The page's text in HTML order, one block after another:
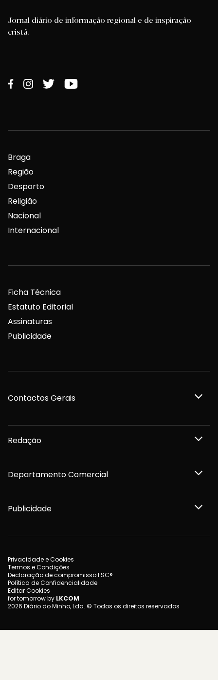
Jornal diário de informação regional e de inspiração
cristã.
Braga
Região
Desporto
Religião
Nacional
Internacional
Ficha Técnica
Estatuto Editorial
Assinaturas
Publicidade
Contactos Gerais
Redação
Departamento Comercial
Publicidade
Privacidade e Cookies
Termos e Condições
Declaração de compromisso FSC®
Política de Confidencialidade
Editar Cookies
for tomorrow by LKCOM
2026 Diário do Minho, Lda. © Todos os direitos reservados